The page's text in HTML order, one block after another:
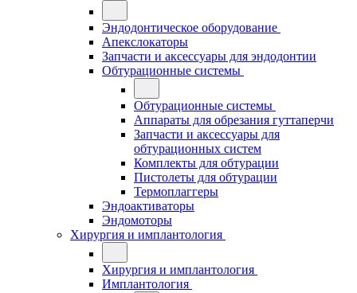
Эндодонтическое оборудование
Апекслокаторы
Запчасти и аксессуары для эндодонтии
Обтурационные системы
Обтурационные системы
Аппараты для обрезания гуттаперчи
Запчасти и аксессуары для
обтурационных систем
Комплекты для обтурации
Пистолеты для обтурации
Термоплаггеры
Эндоактиваторы
Эндомоторы
Хирургия и имплантология
Хирургия и имплантология
Имплантология